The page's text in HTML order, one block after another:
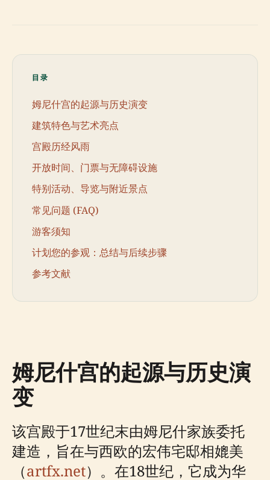
目录
姆尼什宫的起源与历史演变
建筑特色与艺术亮点
宫殿历经风雨
开放时间、门票与无障碍设施
特别活动、导览与附近景点
常见问题 (FAQ)
游客须知
计划您的参观：总结与后续步骤
参考文献
姆尼什宫的起源与历史演
变
该宫殿于17世纪末由姆尼什家族委托
建造，旨在与西欧的宏伟宅邸相媲美
（artfx.net）。在18世纪，它成为华